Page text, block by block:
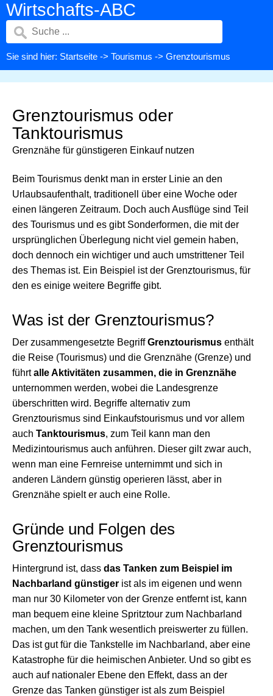
Wirtschafts-ABC
Sie sind hier: Startseite -> Tourismus -> Grenztourismus
Grenztourismus oder
Tanktourismus
Grenznähe für günstigeren Einkauf nutzen
Beim Tourismus denkt man in erster Linie an den
Urlaubsaufenthalt, traditionell über eine Woche oder
einen längeren Zeitraum. Doch auch Ausflüge sind Teil
des Tourismus und es gibt Sonderformen, die mit der
ursprünglichen Überlegung nicht viel gemein haben,
doch dennoch ein wichtiger und auch umstrittener Teil
des Themas ist. Ein Beispiel ist der Grenztourismus, für
den es einige weitere Begriffe gibt.
Was ist der Grenztourismus?
Der zusammengesetzte BegriffGrenztourismus enthält
die Reise (Tourismus) und die Grenznähe (Grenze) und
führtalle Aktivitäten zusammen, die in Grenznähe
unternommen werden, wobei die Landesgrenze
überschritten wird. Begriffe alternativ zum
Grenztourismus sind Einkaufstourismus und vor allem
auch Tanktourismus, zum Teil kann man den
Medizintourismus auch anführen. Dieser gilt zwar auch,
wenn man eine Fernreise unternimmt und sich in
anderen Ländern günstig operieren lässt, aber in
Grenznähe spielt er auch eine Rolle.
Gründe und Folgen des
Grenztourismus
Hintergrund ist, dass das Tanken zum Beispiel im
Nachbarland günstiger ist als im eigenen und wenn
man nur 30 Kilometer von der Grenze entfernt ist, kann
man bequem eine kleine Spritztour zum Nachbarland
machen, um den Tank wesentlich preiswerter zu füllen.
Das ist gut für die Tankstelle im Nachbarland, aber eine
Katastrophe für die heimischen Anbieter. Und so gibt es
auch auf nationaler Ebene den Effekt, dass an der
Grenze das Tanken günstiger ist als zum Beispiel